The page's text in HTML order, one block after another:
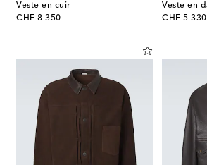
Veste en cuir
CHF 8 350
original price
Veste en
CHF 5 330
original